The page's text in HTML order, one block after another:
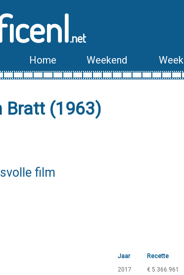
.net
Home Weekend Week
Bratt (1963)
film
Jaar Recette
2017 € 5.366.961